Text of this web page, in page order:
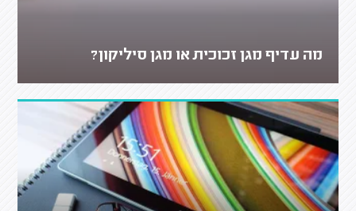
מה עדיף מגן זכוכית או מגן סיליקון?